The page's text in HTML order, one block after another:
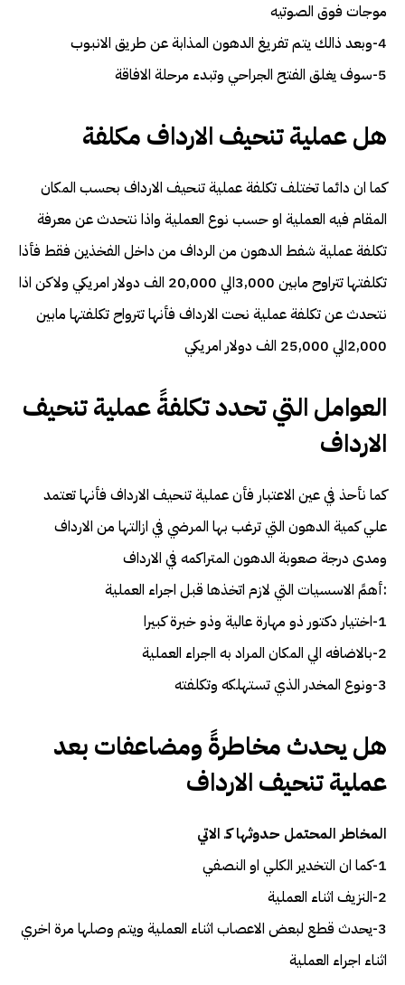
موجات فوق الصوتيه
4-وبعد ذالك يتم تفريغ الدهون المذابة عن طريق الانبوب
5-سوف يغلق الفتح الجراحي وتبدء مرحلة الافاقة
هل عملية تنحيف الارداف مكلفة
كما ان دائما تختلف تكلفة عملية تنحيف الارداف بحسب المكان
المقام فيه العملية او حسب نوع العملية واذا نتحدث عن معرفة
تكلفة عملية شفط الدهون من الرداف من داخل الفخذين فقط فأذا
تكلفتها تتراوح مابين 3,000الي 20,000 الف دولار امريكي ولاكن اذا
نتحدث عن تكلفة عملية نحت الارداف فأنها تترواح تكلفتها مابين
2,000الي 25,000 الف دولار امريكي
العوامل التي تحدد تكلفةً عملية تنحيف
الارداف
كما نأحذ في عين الاعتبار فأن عملية تنحيف الارداف فأنها تعتمد
علي كمية الدهون التي ترغب بها المرضي في ازالتها من الارداف
ومدى درجة صعوبة الدهون المتراكمه في الارداف
:أهمً الاسسيات التي لازم اتخذها قبل اجراء العملية
1-اختيار دكتور ذو مهارة عالية وذو خبرة كبيرا
2-بالاضافه الي المكان المراد به ااجراء العملية
3-ونوع المخدر الذي تستهلكه وتكلفته
هل يحدث مخاطرةً ومضاعفات بعد
عملية تنحيف الارداف
المخاطر المحتمل حدوثها كـ الاتي
1-كما ان التخدير الكلي او النصفي
2-النزيف اثناء العملية
3-يحدث قطع لبعض الاعصاب اثناء العملية ويتم وصلها مرة اخري
اثناء اجراء العملية